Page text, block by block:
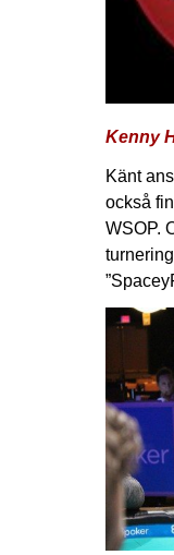
Kenny
Känt
också
WSOP.